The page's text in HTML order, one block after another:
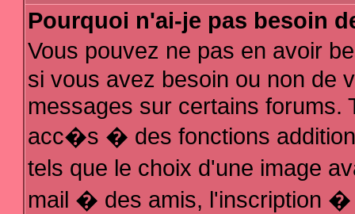
Pourquoi n'ai-je pas besoin
Vous pouvez ne pas en avoir
si vous avez besoin ou non de
messages sur certains forums.
acc�s � des fonctions
tels que le choix d'une image
mail � des amis, l'inscription �